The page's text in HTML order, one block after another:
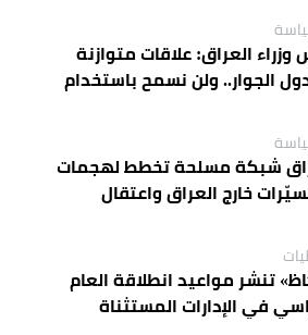
وزراء العراق: علاقات متوازنة
الجوار.. ولن نسمح باستخدام
شبكة مسلحة تخطط لهجمات
خارج العراق واعتقال
تنشر مواعيد انطلاقة العام
في الإدارات المستثناة